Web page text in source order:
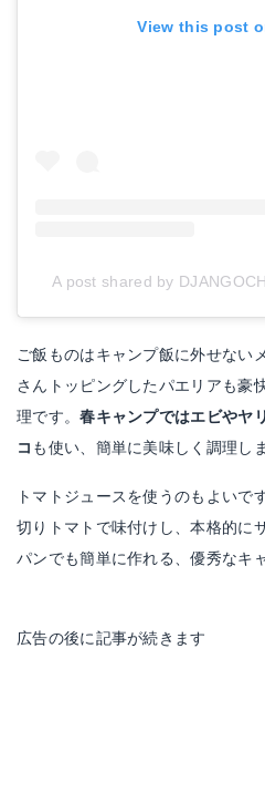
View this post
A post shared by
ご飯ものはキャンプ飯に外せない
さんトッピングしたパエリアも豪
理です。春キャンプではエビやヤ
コ も使い、簡単に美味しく調理し
トマトジュースを使うのもよいで
切りトマトで味付けし、本格的に
パンでも簡単に作れる、優秀なキ
広告の後に記事が続きます